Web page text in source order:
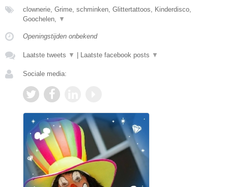
clownerie, Grime, schminken, Glittertattoos, Kinderdisco,
Goochelen,
▼
Openingstijden onbekend
Laatste tweets ▼ | Laatste facebook posts ▼
Sociale media: